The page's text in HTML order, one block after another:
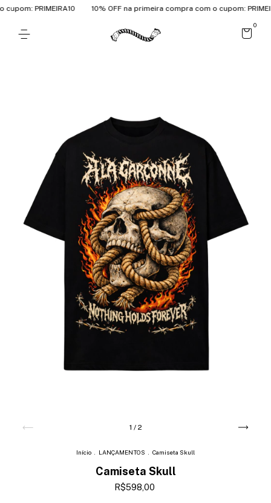
PRIMEIRA10 10% OFF na primeira compra com o cupom:
0
1 / 2
Início LANÇAMENTOS Camiseta Skull
Camiseta Skull
R$598,00